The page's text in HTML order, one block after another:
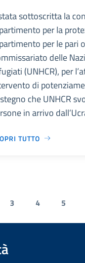
sottoscritta la
per la
per le pari
delle
(UNHCR), per
di
che UNHCR
in arrivo
TUTTO
3 4 5